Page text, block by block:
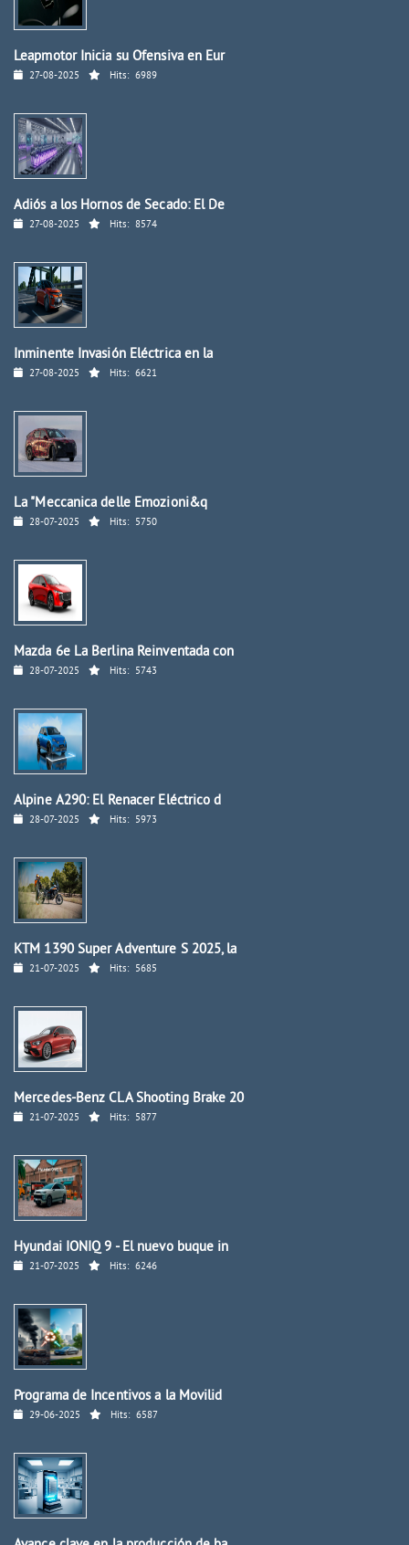
Leapmotor Inicia su Ofensiva en Eur
27-08-2025 Hits: 6989
Adiós a los Hornos de Secado: El De
27-08-2025 Hits: 8574
Inminente Invasión Eléctrica en la
27-08-2025 Hits: 6621
La "Meccanica delle Emozioni&q
28-07-2025 Hits: 5750
Mazda 6e La Berlina Reinventada con
28-07-2025 Hits: 5743
Alpine A290: El Renacer Eléctrico d
28-07-2025 Hits: 5973
KTM 1390 Super Adventure S 2025, la
21-07-2025 Hits: 5685
Mercedes-Benz CLA Shooting Brake 20
21-07-2025 Hits: 5877
Hyundai IONIQ 9 - El nuevo buque in
21-07-2025 Hits: 6246
Programa de Incentivos a la Movilid
29-06-2025 Hits: 6587